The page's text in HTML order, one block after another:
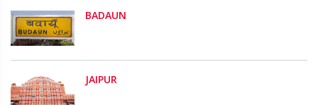
BADAUN
JAIPUR